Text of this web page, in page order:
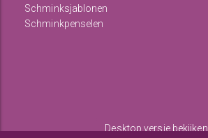
Schminksjablonen
Schminkpenselen
Desktop versie bekijken